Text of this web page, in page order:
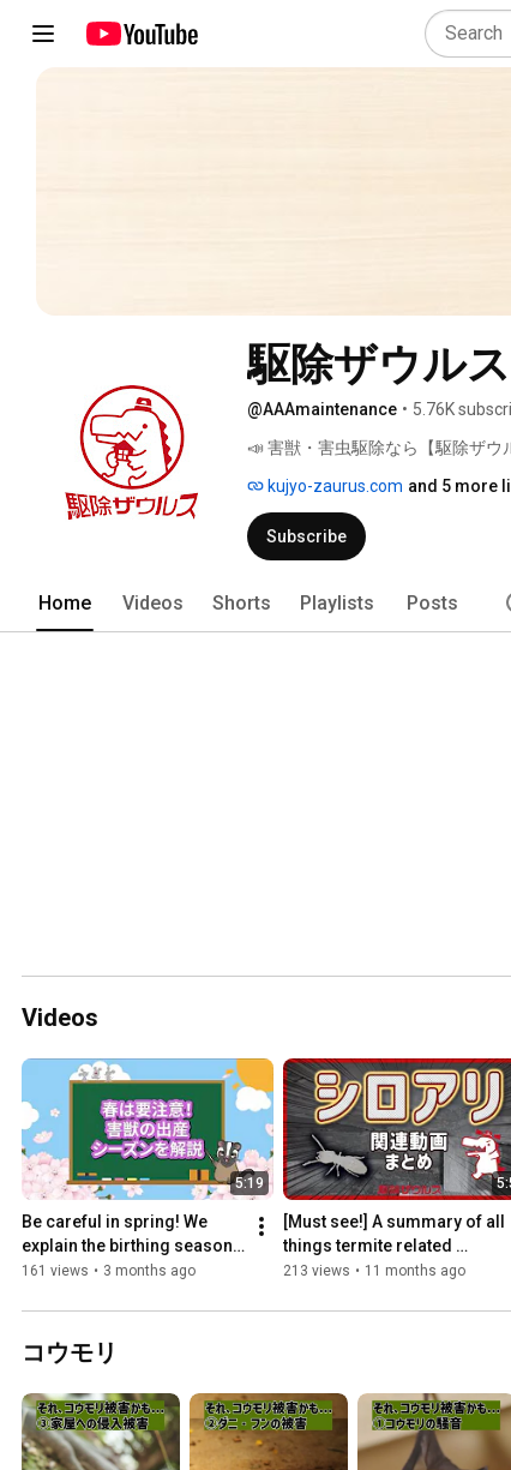
駆除ザウル
@AAAmaintenance • 5.76K
📣 害獣・害虫駆除なら【駆除ザウ
kujyo-zaurus.com and 5 more
Subscribe
Home Videos Shorts Playlists Posts
Videos
5:19
Be careful in spring! We
explain the birthing season
for pest animals.
161 views • 3 months ago
[Must see!] A summary of all
things termite related
#ExterminatorSaurus
213 views • 11 months ago
コウモリ